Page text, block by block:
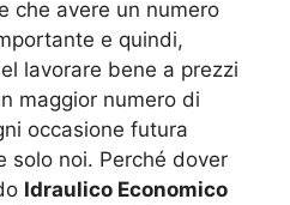
che avere un numero
e quindi,
lavorare bene a prezzi
maggior numero di
occasione futura
solo noi. Perché dover
Idraulico Economico